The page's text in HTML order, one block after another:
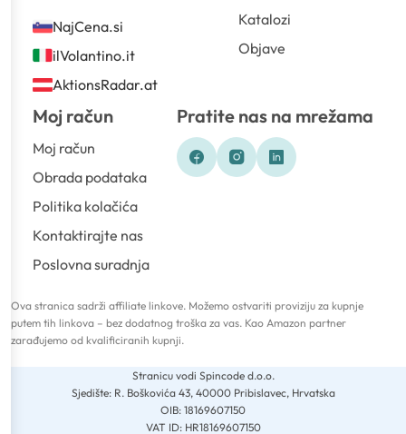
NajCena.si
ilVolantino.it
AktionsRadar.at
Katalozi
Objave
Moj račun
Moj račun
Obrada podataka
Politika kolačića
Kontaktirajte nas
Poslovna suradnja
Pratite nas na mrežama
Ova stranica sadrži affiliate linkove. Možemo ostvariti proviziju za kupnje
putem tih linkova – bez dodatnog troška za vas. Kao Amazon partner
zarađujemo od kvalificiranih kupnji.
Stranicu vodi Spincode d.o.o.
Sjedište: R. Boškovića 43, 40000 Pribislavec, Hrvatska
OIB: 18169607150
VAT ID: HR18169607150